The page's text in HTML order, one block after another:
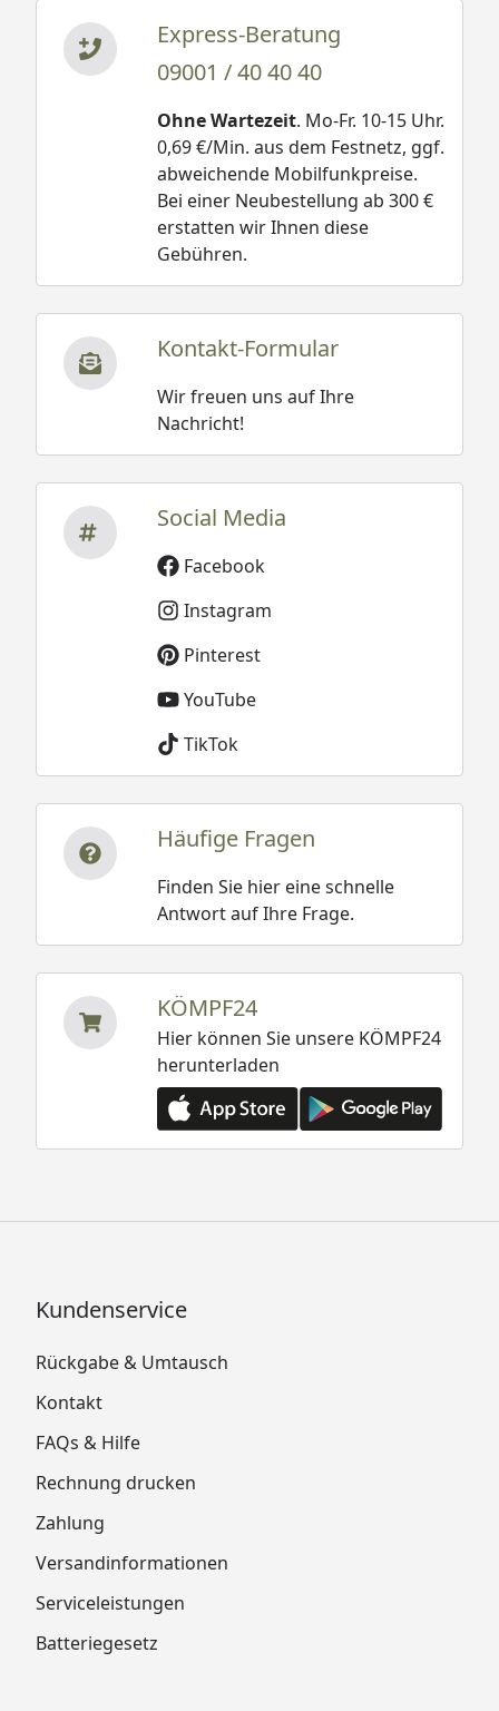
Express-Beratung
09001 / 40 40 40
Ohne Wartezeit. Mo-Fr. 10-15 Uhr.
0,69 €/Min. aus dem Festnetz, ggf.
abweichende Mobilfunkpreise.
Bei einer Neubestellung ab 300 €
erstatten wir Ihnen diese
Gebühren.
Kontakt-Formular
Wir freuen uns auf Ihre
Nachricht!
Social Media
Facebook
Instagram
Pinterest
YouTube
TikTok
Häufige Fragen
Finden Sie hier eine schnelle
Antwort auf Ihre Frage.
KÖMPF24
Hier können Sie unsere KÖMPF24
herunterladen
Kundenservice
Rückgabe & Umtausch
Kontakt
FAQs & Hilfe
Rechnung drucken
Zahlung
Versandinformationen
Serviceleistungen
Batteriegesetz